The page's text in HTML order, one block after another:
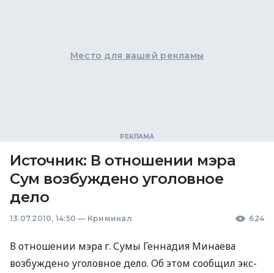
Место для вашей рекламы
Источник: В отношении мэра
Сум возбуждено уголовное
дело
13.07.2010, 14:50 — Криминал 624
В отношении мэра г. Сумы Геннадия Минаева
возбуждено уголовное дело. Об этом сообщил экс-